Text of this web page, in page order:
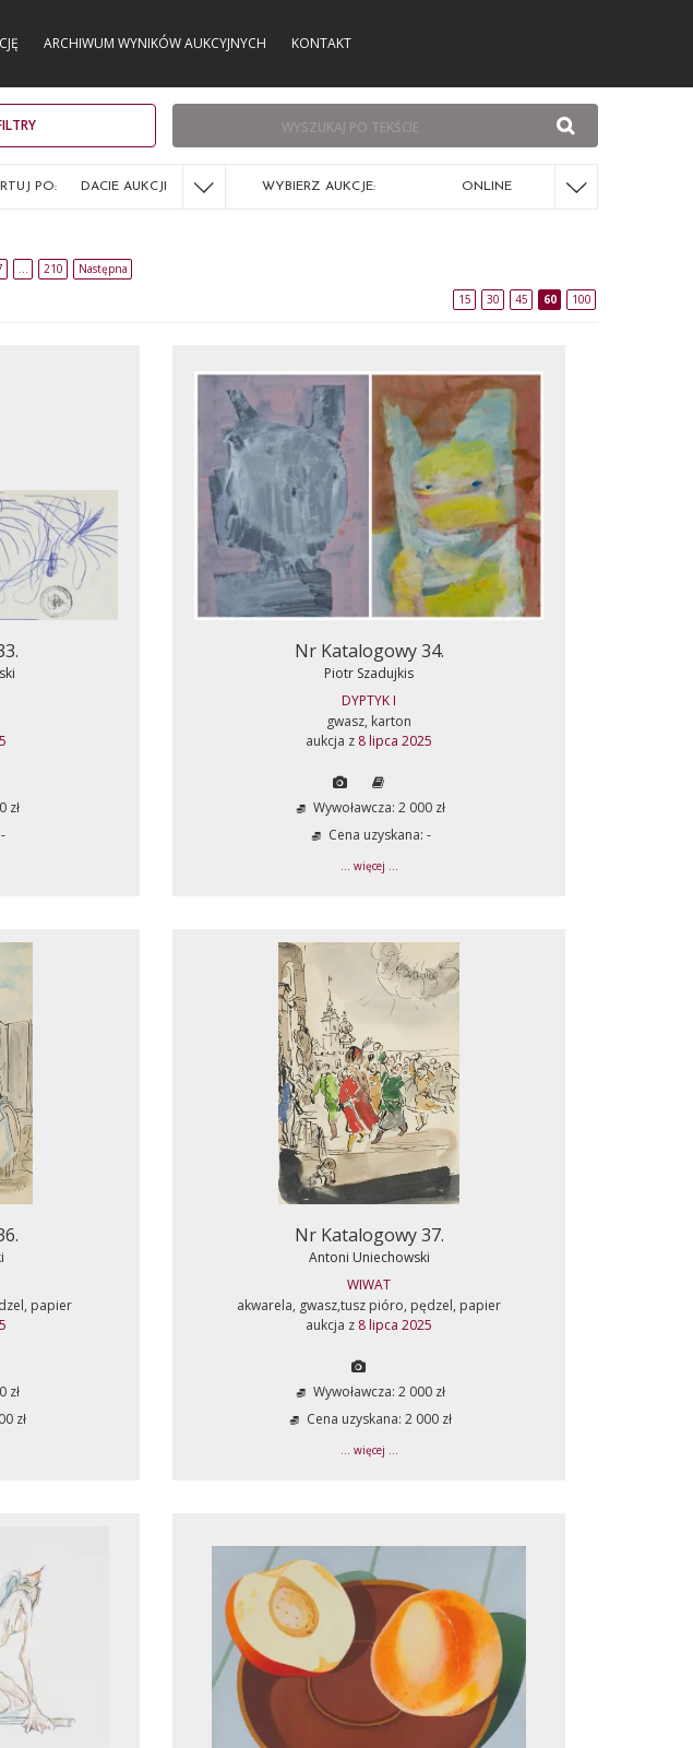
ARCHIWUM WYNIKÓW AUKCYJNYCH KONTAKT
PO: DACIE AUKCJI WYBIERZ AUKCJE: ONLINE
… 210 Następna
15 30 45 60 100
zł
Nr Katalogowy 34.
Piotr Szadujkis
DYPTYK I
gwasz, karton
aukcja z 8 lipca 2025
Wywoławcza: 2 000 zł
Cena uzyskana: -
... więcej ...
papier
zł
zł
Nr Katalogowy 37.
Antoni Uniechowski
WIWAT
akwarela, gwasz,tusz pióro, pędzel, papier
aukcja z 8 lipca 2025
Wywoławcza: 2 000 zł
Cena uzyskana: 2 000 zł
... więcej ...